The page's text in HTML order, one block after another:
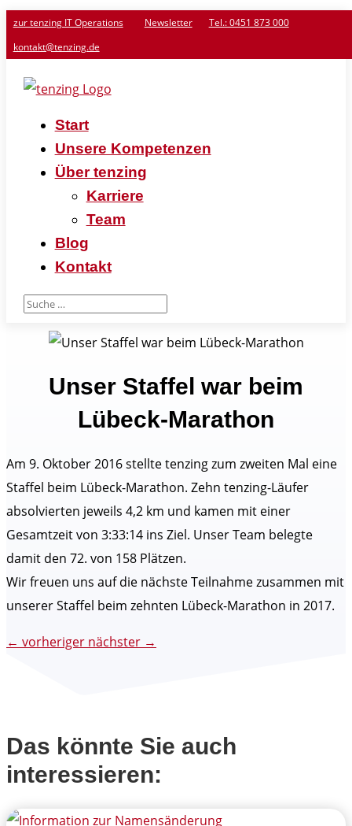
zur tenzing IT Operations Newsletter
Tel.: 0451 873 000
kontakt@tenzing.de
Start
Unsere Kompetenzen
Über tenzing
Karriere
Team
Blog
Kontakt
Unser Staffel war beim
Lübeck-Marathon
Am 9. Oktober 2016 stellte tenzing zum zweiten Mal eine
Staffel beim Lübeck-Marathon. Zehn tenzing-Läufer
absolvierten jeweils 4,2 km und kamen mit einer
Gesamtzeit von 3:33:14 ins Ziel. Unser Team belegte
damit den 72. von 158 Plätzen.
Wir freuen uns auf die nächste Teilnahme zusammen mit
unserer Staffel beim zehnten Lübeck-Marathon in 2017.
← vorheriger nächster →
Das könnte Sie auch
interessieren: